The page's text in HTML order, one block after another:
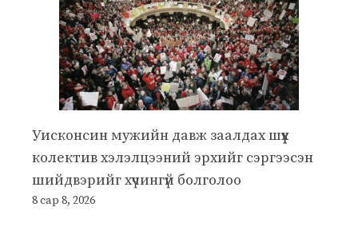
Уисконсин мужийн давж заалдах шүүх
колектив хэлэлцээний эрхийг сэргээсэн
шийдвэрийг хүчингүй болголоо
8 сар 8, 2026